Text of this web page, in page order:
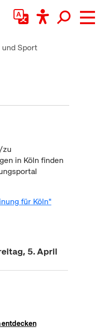
Sport
zu
in Köln finden
für Köln"
5. April
entdecken